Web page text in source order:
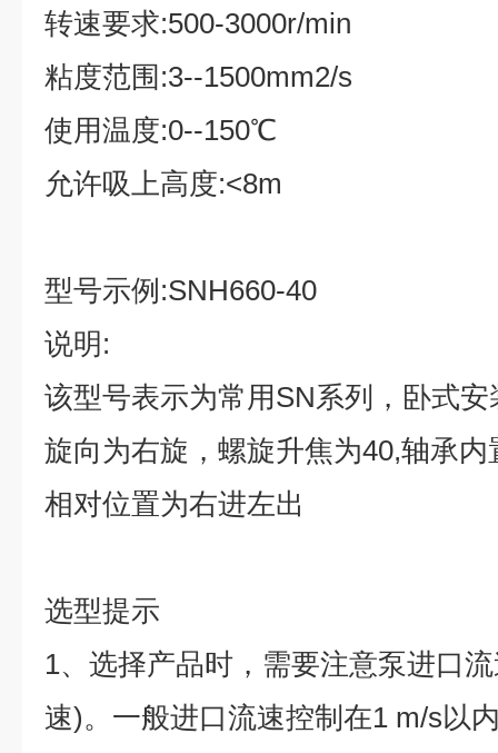
转速要求:500-3000r/min
粘度范围 :3--1500mm2/s
使用温度:0--150℃
允许吸上高度:<8m
型号示例 :SNH660-40
说明 :
该型号表示为常用SN系列，卧式
旋向为右旋，螺旋升焦为40,轴承内
相对位置为右进左出
选型提示
1、选择产品时，需要注意泵进口
速)。一般进口流速控制在1 m/s以